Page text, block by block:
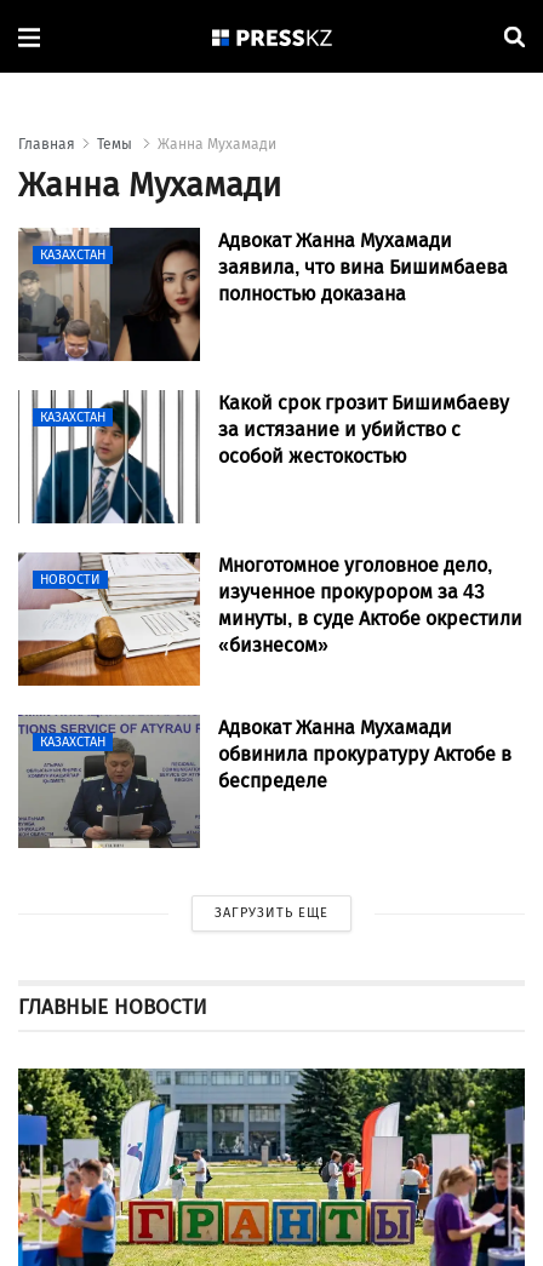
Главная Темы Жанна Мухамади
Жанна Мухамади
КАЗАХСТАН
Адвокат Жанна Мухамади
заявила, что вина Бишимбаева
полностью доказана
КАЗАХСТАН
Какой срок грозит Бишимбаеву
за истязание и убийство с
особой жестокостью
НОВОСТИ
Многотомное уголовное дело,
изученное прокурором за 43
минуты, в суде Актобе окрестили
«бизнесом»
КАЗАХСТАН
Адвокат Жанна Мухамади
обвинила прокуратуру Актобе в
беспределе
ЗАГРУЗИТЬ ЕЩЕ
ГЛАВНЫЕ НОВОСТИ